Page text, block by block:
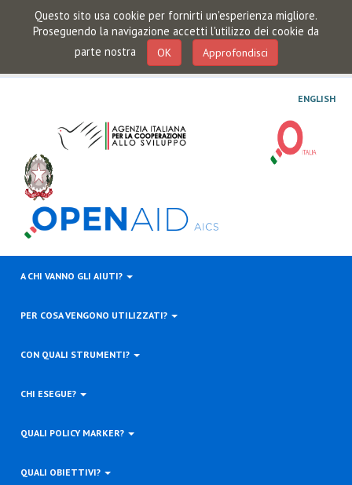
Questo sito usa cookie per fornirti un'esperienza migliore.
Proseguendo la navigazione accetti l'utilizzo dei cookie da
parte nostra
OK Approfondisci
ENGLISH
A CHI VANNO GLI AIUTI?
PER COSA VENGONO UTILIZZATI?
CON QUALI STRUMENTI?
CHI ESEGUE?
QUALI POLICY MARKER?
QUALI OBIETTIVI?